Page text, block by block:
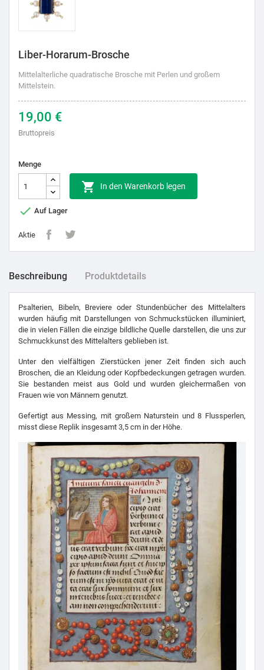
Liber-Horarum-Brosche
Mittelalterliche quadratische Brosche mit Perlen und großem
Mittelstein.
19,00 €
Bruttopreis
Menge
 In den Warenkorb legen
 Auf Lager
Aktie
Beschreibung Produktdetails
Psalterien, Bibeln, Breviere oder Stundenbücher des Mittelalters
wurden häufig mit Darstellungen von Schmuckstücken illuminiert,
die in vielen Fällen die einzige bildliche Quelle darstellen, die uns zur
Schmuckkunst des Mittelalters geblieben ist.
Unter den vielfältigen Zierstücken jener Zeit finden sich auch
Broschen, die an Kleidung oder Kopfbedeckungen getragen wurden.
Sie bestanden meist aus Gold und wurden gleichermaßen von
Frauen wie von Männern genutzt.
Gefertigt aus Messing, mit großem Naturstein und 8 Flussperlen,
misst diese Replik insgesamt 3,5 cm in der Höhe.